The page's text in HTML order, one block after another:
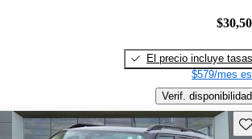
El precio incluye tasas
$579/mes
Verif. disponibilidad